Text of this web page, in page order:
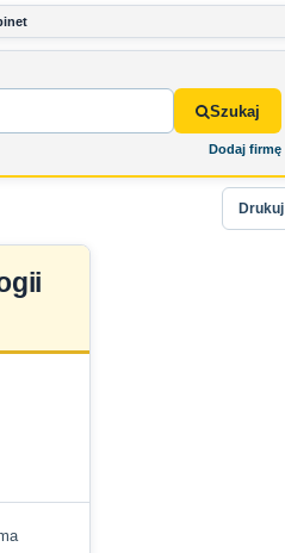
Szukaj
Dodaj firmę
Drukuj